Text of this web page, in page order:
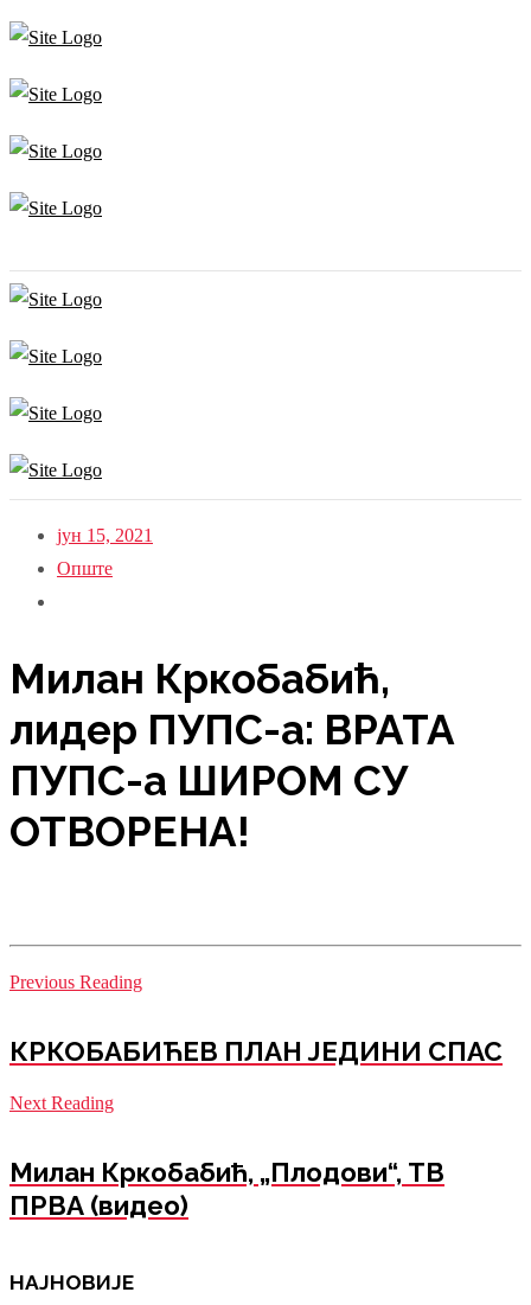
јун 15, 2021
Опште
Милан Кркобабић,
лидер ПУПС-а: ВРАТА
ПУПС-а ШИРОМ СУ
ОТВОРЕНА!
Previous Reading
КРКОБАБИЋЕВ ПЛАН ЈЕДИНИ СПАС
Next Reading
Милан Кркобабић, „Плодови“, ТВ
ПРВА (видео)
НАЈНОВИЈЕ